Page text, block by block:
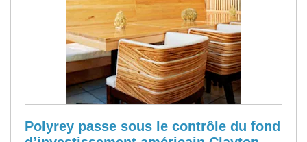
Polyrey passe sous le contrôle du fond